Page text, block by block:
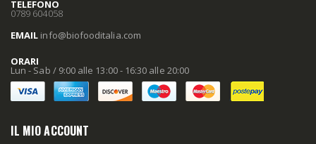
TELEFONO
0789 604058
EMAIL info@biofooditalia.com
ORARI
Lun - Sab / 9:00 alle 13:00 - 16:30 alle 20:00
IL MIO ACCOUNT